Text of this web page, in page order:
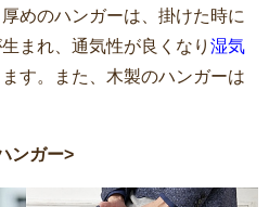
めのハンガーは、掛けた時に
まれ、通気性が良くなり 湿気
す。また、木製のハンガーは
ンガー>